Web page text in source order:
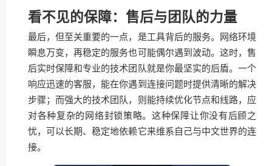
看不见的保障：售后与团队的力量
最后，但至关重要的一点，是工具背后的服务。网络环境
瞬息万变，再稳定的服务也可能偶尔遇到波动。这时，售
后实时保障和专业的技术团队就是你最坚实的后盾。一个
响应迅速的客服，能在你遇到连接问题时提供清晰的解决
步骤；而强大的技术团队，则能持续优化节点和线路，应
对各种复杂的网络封锁策略。这种保障让你没有后顾之
忧，可以长期、稳定地依赖它来维系自己与中文世界的连
接。